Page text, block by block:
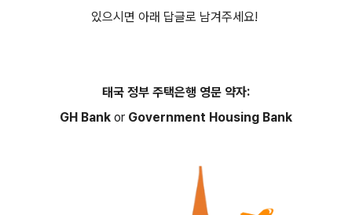
있으시면 아래 답글로 남겨주세요!
태국 정부 주택은행 영문 약자:
GH Bank or Government Housing Bank